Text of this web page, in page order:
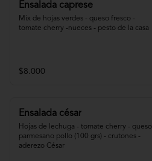
Ensalada caprese
Mix de hojas verdes - queso fresco -
tomate cherry -nueces - pesto de la casa
$8.000
Ensalada césar
Hojas de lechuga - tomate cherry - queso
parmesano pollo (100 grs) - crutones -
aderezo César